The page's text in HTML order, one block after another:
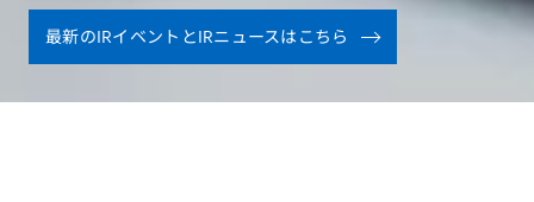
最新のIRイベントとIRニュースはこちら